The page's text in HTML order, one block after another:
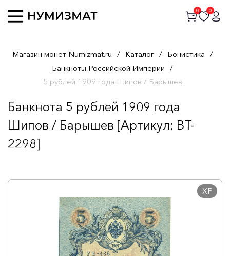
0 0
Магазин монет Numizmat.ru / Каталог / Бонистика /
Банкноты Российской Империи /
5 рублей 1909 года Шипов / Барышев
Банкнота 5 рублей 1909 года
Шипов / Барышев [Артикул: BT-
2298]
XF